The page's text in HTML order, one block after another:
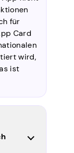
für
Card
wird,
ist